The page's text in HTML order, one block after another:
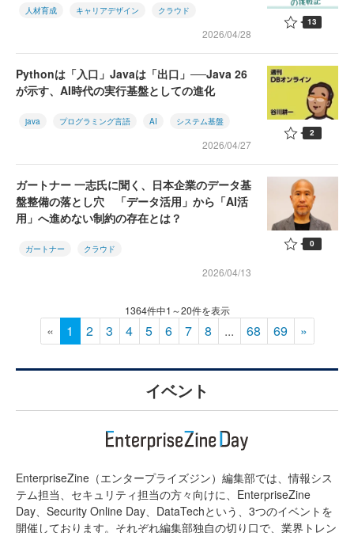
人材育成 キャリアデザイン クラウド
2026/04/28
13
Pythonは「入口」Javaは「出口」──Java 26
が示す、AI時代の実行基盤としての進化
java プログラミング言語 AI システム基盤
2026/04/27
2
ガートナー 一志氏に聞く、日本企業のデータ基
盤整備の落とし穴 「データ活用」から「AI活
用」へ進めない制約の存在とは？
ガートナー クラウド
2026/04/13
0
1364件中1～20件を表示
« 1 2 3 4 5 6 7 8 ... 68 69 »
イベント
EnterpriseZine（エンタープライズジン）編集部では、情報シス
テム担当、セキュリティ担当の方々向けに、EnterpriseZine
Day、Security Online Day、DataTechという、3つのイベントを
開催しております。それぞれ編集部独自の切り口で、業界トレン